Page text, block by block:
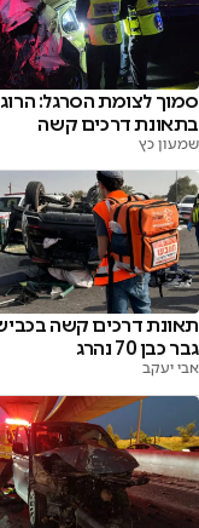
סמוך לצומת הסרגל: הרוג
בתאונת דרכים קשה
שמעון כץ
גבר כבן 70 נהרג
אבי יעקב